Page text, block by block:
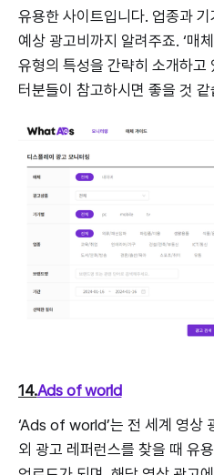
유용한 사이트입니다. 업종과
예상 광고비까지 알려주죠. ‘매
유형의 특성을 간략히 소개하고
터분들이 참고하시면 좋을 것 같
14.Ads of world
‘Ads of world’는 전 세계 영상
외 광고 레퍼런스를 찾을 때 유